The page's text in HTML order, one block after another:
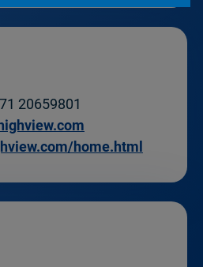
20659801
home.html